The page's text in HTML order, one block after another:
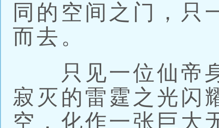
同的空间之门，只
而去。
只见一位仙帝身
寂灭的雷霆之光闪
空，化作一张巨大